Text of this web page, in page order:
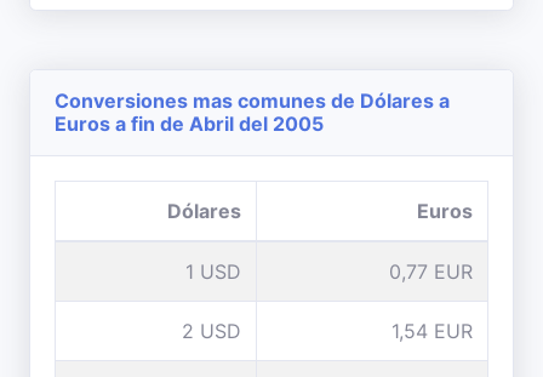
Conversiones mas comunes de Dólares a
Euros a fin de Abril del 2005
Dólares Euros
1 USD 0,77 EUR
2 USD 1,54 EUR